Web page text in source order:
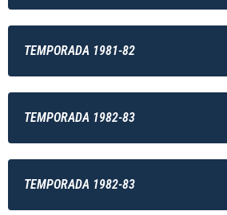
TEMPORADA 1981-82
TEMPORADA 1982-83
TEMPORADA 1982-83